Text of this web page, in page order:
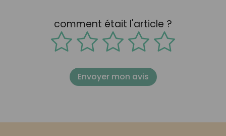
comment était l'article ?
Envoyer mon avis